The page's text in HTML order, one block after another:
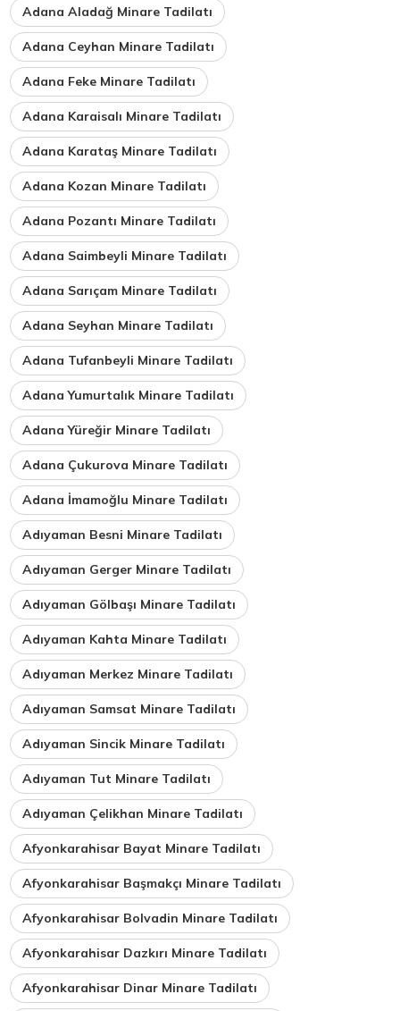
Adana Aladağ Minare Tadilatı
Adana Ceyhan Minare Tadilatı
Adana Feke Minare Tadilatı
Adana Karaisalı Minare Tadilatı
Adana Karataş Minare Tadilatı
Adana Kozan Minare Tadilatı
Adana Pozantı Minare Tadilatı
Adana Saimbeyli Minare Tadilatı
Adana Sarıçam Minare Tadilatı
Adana Seyhan Minare Tadilatı
Adana Tufanbeyli Minare Tadilatı
Adana Yumurtalık Minare Tadilatı
Adana Yüreğir Minare Tadilatı
Adana Çukurova Minare Tadilatı
Adana İmamoğlu Minare Tadilatı
Adıyaman Besni Minare Tadilatı
Adıyaman Gerger Minare Tadilatı
Adıyaman Gölbaşı Minare Tadilatı
Adıyaman Kahta Minare Tadilatı
Adıyaman Merkez Minare Tadilatı
Adıyaman Samsat Minare Tadilatı
Adıyaman Sincik Minare Tadilatı
Adıyaman Tut Minare Tadilatı
Adıyaman Çelikhan Minare Tadilatı
Afyonkarahisar Bayat Minare Tadilatı
Afyonkarahisar Başmakçı Minare Tadilatı
Afyonkarahisar Bolvadin Minare Tadilatı
Afyonkarahisar Dazkırı Minare Tadilatı
Afyonkarahisar Dinar Minare Tadilatı